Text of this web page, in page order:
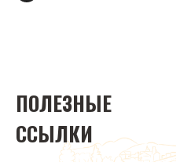
ПОЛЕЗНЫЕ
ССЫЛКИ